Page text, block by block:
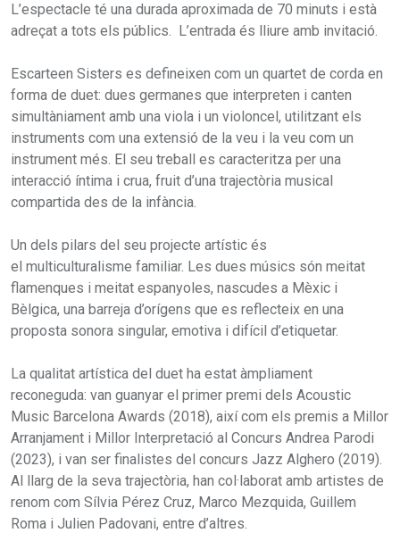
L’espectacle té una durada aproximada de 70 minuts i està
adreçat a tots els públics. L’entrada és lliure amb invitació.
Escarteen Sisters es defineixen com un quartet de corda en
forma de duet: dues germanes que interpreten i canten
simultàniament amb una viola i un violoncel, utilitzant els
instruments com una extensió de la veu i la veu com un
instrument més. El seu treball es caracteritza per una
interacció íntima i crua, fruit d’una trajectòria musical
compartida des de la infància.
Un dels pilars del seu projecte artístic és
el multiculturalisme familiar. Les dues músics són meitat
flamenques i meitat espanyoles, nascudes a Mèxic i
Bèlgica, una barreja d’orígens que es reflecteix en una
proposta sonora singular, emotiva i difícil d’etiquetar.
La qualitat artística del duet ha estat àmpliament
reconeguda: van guanyar el primer premi dels Acoustic
Music Barcelona Awards (2018), així com els premis a Millor
Arranjament i Millor Interpretació al Concurs Andrea Parodi
(2023), i van ser finalistes del concurs Jazz Alghero (2019).
Al llarg de la seva trajectòria, han col·laborat amb artistes de
renom com Sílvia Pérez Cruz, Marco Mezquida, Guillem
Roma i Julien Padovani, entre d’altres.